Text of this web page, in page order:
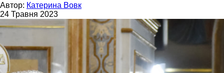
Автор: Катерина Вовк
24 Травня 2023